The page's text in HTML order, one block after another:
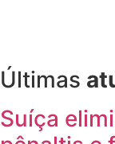
Últimas
Suíça